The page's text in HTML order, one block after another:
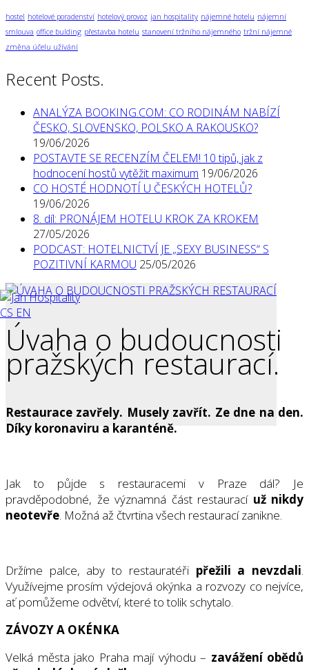
hostel hotelové poradenství hotelový provoz jan hospitality nájemné hotelu nájemní
smlouva office bulding přestavba hotelu stanovení tržního nájemného tržní nájemné
změna účelu užívání
Recent Posts.
ANALÝZA BOOKING.COM: CO RODINÁM NABÍZÍ
ČESKO, SLOVENSKO, POLSKO A RAKOUSKO?
19/06/2026
POSTAVTE SE RECENZÍM ČELEM! 10 tipů, jak z
hodnocení hostů vytěžit maximum 19/06/2026
CO HOSTÉ HODNOTÍ U ČESKÝCH HOTELŮ?
19/06/2026
8. díl: PRONÁJEM HOTELU KROK ZA KROKEM
27/05/2026
PODCAST: HOTELNICTVÍ JE „SEXY BUSINESS“ S
POZITIVNÍ KARMOU 25/05/2026
CS EN
Úvaha o budoucnosti
pražských restaurací.
Restaurace zavřely. Musely zavřít. Ze dne na den.
Díky koronaviru a karanténě.
Jak to půjde s restauracemi v Praze dál? Je
pravděpodobné, že významná část restaurací už nikdy
neotevře. Možná až čtvrtina všech restaurací zanikne.
Držíme palce, aby to restauratéři přežili a nevzdali.
Využívejme prosím výdejová okýnka a rozvozy co nejvíce,
ať pomůžeme odvětví, které to tolik schytalo.
ZÁVOZY A OKÉNKA
Velká města jako Praha mají výhodu – zavážení obědů